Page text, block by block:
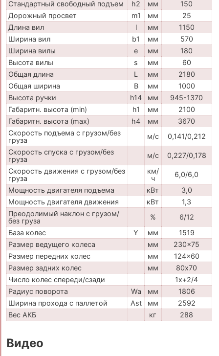
Стандартный свободный подъем h2 мм
150
Дорожный просвет
m1 мм
25
Длина вил
l мм
1150
Ширина вил
b1 мм
570
Ширина вилы
e мм
180
Высота вилы
s мм
60
Общая длина
L мм
2180
Общая ширина
B мм
1000
Высота ручки
h14 мм
945-1370
Габаритн. высота (min)
h1 мм
2100
Габаритн. высота (max)
h4 мм
3670
Скорость подъема с грузом/без
груза
м/с
0,141/0,212
Скорость спуска с грузом/без
груза
м/с
0,227/0,178
Скорость движения с грузом/без
груза
км/
ч
6,0/6,0
Мощность двигателя подъема
кВт
3,0
Мощность двигателя движения
кВт
1,3
Преодолимый наклон с грузом/
без груза
%
6/12
База колес
Y мм
1519
Размер ведущего колеса
мм
230x75
Размер передних колес
мм
124x60
Размер задних колес
мм
80х70
Число колес спереди/сзади
1x+2/4
Радиус поворота
Wa мм
1806
Ширина прохода с паллетой
Ast мм
2592
Вес АКБ
кг 288
Видео